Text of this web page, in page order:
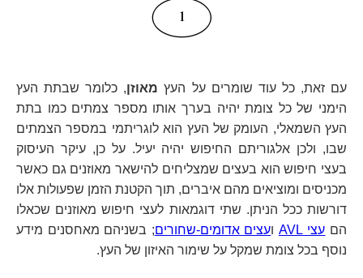
עם זאת, כל עוד שומרים על העץ מאוזן, כלומר שבתת העץ
הימני של כל צומת יהיה בערך אותו מספר צמתים כמו בתת
העץ השמאלי, העומק של העץ הוא לוגריתמי במספר הצמתים
שבו, ולכן אלגוריתם החיפוש יהיה יעיל. על כן, עיקר העיסוק
בעצי חיפוש הוא בעצים שמצליחים להישאר מאוזנים גם כאשר
מכניסים ומוציאים מהם איברים, תוך הקטנת הזמן שפעולות אלו
דורשות ככל הניתן. שתי דוגמאות לעצי חיפוש מאוזנים שכאלו
הם עצי AVL ועצים אדומים-שחורים; בשניהם מאחסנים מידע
נוסף בכל צומת שמקל על שימור האיזון של העץ.